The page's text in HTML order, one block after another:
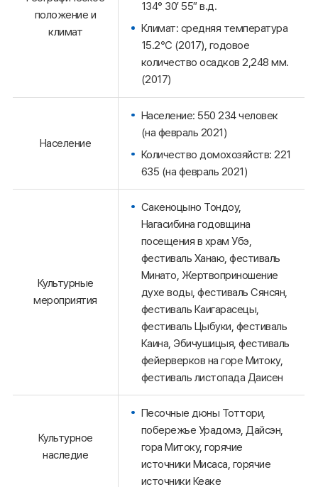
положение и
климат
134° 30′ 55″ в.д.
Климат: средняя температура
15.2℃ (2017), годовое
количество осадков 2,248 мм.
(2017)
Население
Население: 550 234 человек
(на февраль 2021)
Количество домохозяйств: 221
635 (на февраль 2021)
Культурные
мероприятия
Сакеноцыно Тондоу,
Нагасибина годовщина
посещения в храм Убэ,
фестиваль Ханаю, фестиваль
Минато, Жертвоприношение
духе воды, фестиваль Сянсян,
фестиваль Каигарасецы,
фестиваль Цыбуки, фестиваль
Каина, Эбичушицыя, фестиваль
фейерверков на горе Митоку,
фестиваль листопада Даисен
Культурное
наследие
Песочные дюны Тоттори,
побережье Урадомэ, Дайсэн,
гора Митоку, горячие
источники Мисаса, горячие
источники Кеаке